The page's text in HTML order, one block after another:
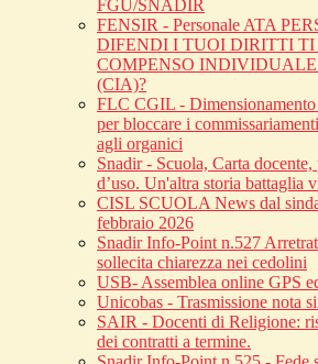
FGU/SNADIR
FENSIR - Personale ATA
DIFENDI I TUOI DIRITTI
COMPENSO INDIVIDUALE
(CIA)?
FLC CGIL - Dimensionamento
per bloccare i
agli organici
Snadir - Scuola, Carta
d’uso. Un'altra storia battaglia
CISL SCUOLA News dal
febbraio 2026
Snadir Info-Point n.527
sollecita chiarezza nei cedolini
USB- Assemblea online GPS
Unicobas - Trasmissione nota
SAIR - Docenti di Religione:
dei contratti a termine.